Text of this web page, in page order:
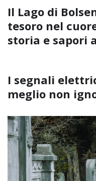
Il Lago di
tesoro nel
storia e sapori
I segnali
meglio non